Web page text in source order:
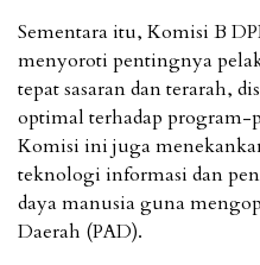
Sementara itu, Komisi B
menyoroti pentingnya
tepat sasaran dan terarah,
optimal terhadap
Komisi ini juga
teknologi informasi dan
daya manusia guna
Daerah (PAD).